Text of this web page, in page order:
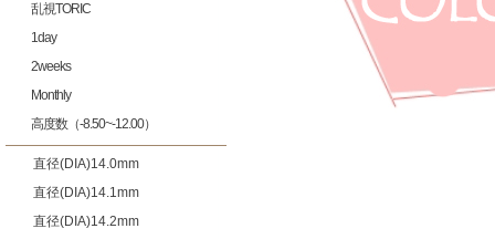
乱視TORIC
1day
2weeks
Monthly
高度数（-8.50~-12.00）
直径(DIA)14.0mm
直径(DIA)14.1mm
直径(DIA)14.2mm